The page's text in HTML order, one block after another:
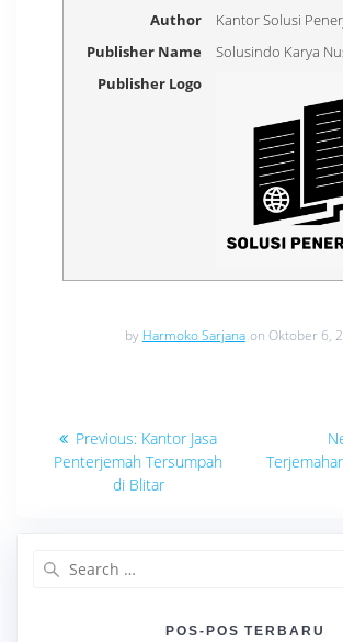
Author
Kantor Solusi
Publisher Name
Solusindo Karya
Publisher Logo
by Harmoko Sarjana on Oktober 6,
Navigasi
pos
Previous: Previous
post:
Kantor Jasa
Penterjemah Tersumpah
di Blitar
POS-POS TERBARU